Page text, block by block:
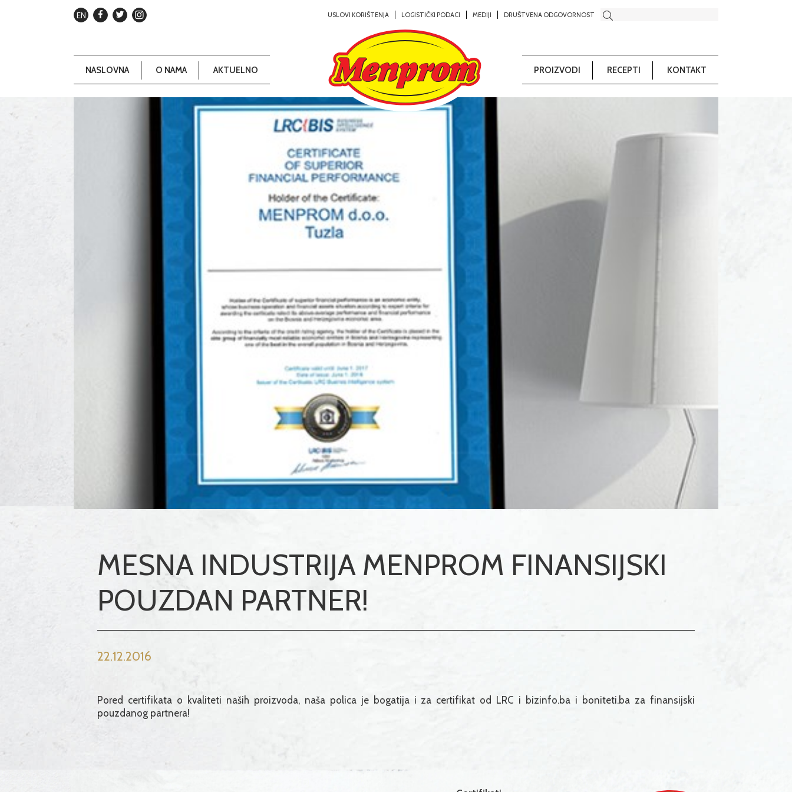
EN USLOVI KORIŠTENJA LOGISTIČKI PODACI MEDIJI DRUŠTVENA ODGOVORNOST
NASLOVNA O NAMA AKTUELNO PROIZVODI RECEPTI KONTAKT
MESNA INDUSTRIJA MENPROM FINANSIJSKI
POUZDAN PARTNER!
22.12.2016
Pored certifikata o kvaliteti naših proizvoda, naša polica je bogatija i za certifikat od LRC i bizinfo.ba i boniteti.ba za finansijski
pouzdanog partnera!